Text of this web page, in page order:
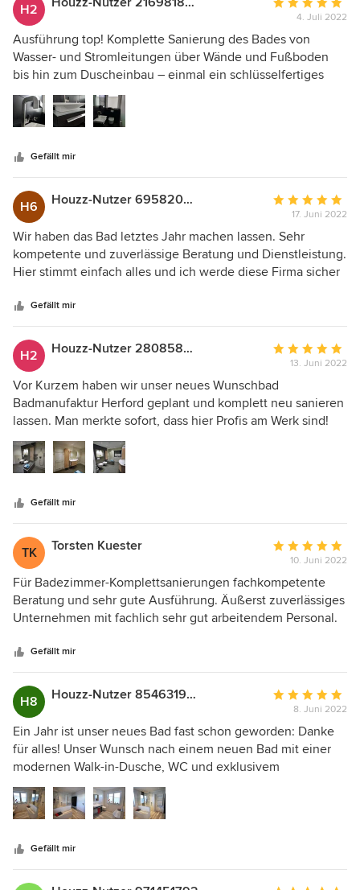
H2
Bewertung:
5
von
5
4. Juli 2022
Ausführung top! Komplette Sanierung des Bades von
Wasser- und Stromleitungen über Wände und Fußboden
bis hin zum Duscheinbau – einmal ein schlüsselfertiges
Bad auf Bestellung sozusagen! Von der Planung und
Beratung bis zur Fertigstellung alles super. Auch
kurzfristigen Abstimmungen waren jederzeit möglich. Lob
Lösungen in unserem alten Haus!
Gefällt mir
H6 Houzz-Nutzer 695820753
Bewertung:
5
von
5
17. Juni 2022
Wir haben das Bad letztes Jahr machen lassen. Sehr
kompetente und zuverlässige Beratung und Dienstleistung.
Hier stimmt einfach alles und ich werde diese Firma sicher
Gefällt mir
H2 Houzz-Nutzer 280858326
Bewertung:
5
von
5
13. Juni 2022
Vor Kurzem haben wir unser neues Wunschbad
Badmanufaktur Herford geplant und komplett neu sanieren
lassen. Man merkte sofort, dass hier Profis am Werk sind!
Zuverlässigkeit, Pünktlichkeit & Sauberkeit sind hier die
absolute Regel. Alle Arbeiten wurden zügig umgesetzt.
Das Ergebnis, obwohl wir es vorher schon in 3D gesehen
Gefällt mir
TK Torsten Kuester
Bewertung:
5
von
5
10. Juni 2022
Für Badezimmer-Komplettsanierungen fachkompetente
Beratung und sehr gute Ausführung. Äußerst zuverlässiges
Unternehmen mit fachlich sehr gut arbeitendem Personal.
inklusive & dann noch zum Festpreis (wie vereinbart) sowie
alles aus einer Hand. Sehr empfehlenswert!
Gefällt mir
H8 Houzz-Nutzer 854631938
Bewertung:
5
von
5
8. Juni 2022
Ein Jahr ist unser neues Bad fast schon geworden: Danke
für alles! Unser Wunsch nach einem neuen Bad mit einer
modernen Walk-in-Dusche, WC und exklusivem
Waschtisch, wurde sehr professionell erfüllt. Ein sehr
wichtiger erster Schritt war eine kompetente Beratung mit
anschließender Detailplanung. Unser Vertrauensvorschuss
durch Herrn Matthias Niehaus, individuell nach unseren
Anforderungen gestaltet, hat uns überzeugt. Nachdem das
Gefällt mir